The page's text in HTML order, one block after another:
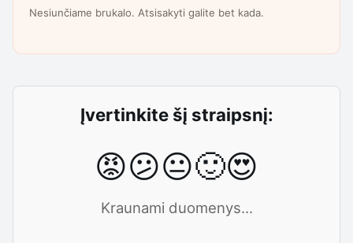
Nesiunčiame brukalo. Atsisakyti galite bet kada.
Įvertinkite šį straipsnį:
😡😕😐🙂😍
Kraunami duomenys...